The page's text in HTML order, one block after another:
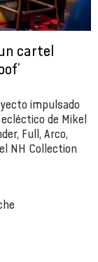
cartel
impulsado
de Mikel
Full, Arco,
NH Collection